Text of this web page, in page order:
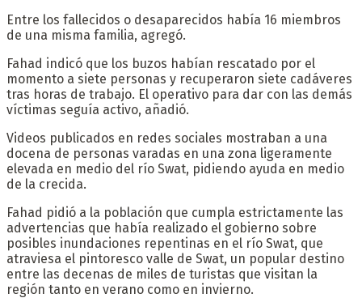
Entre los fallecidos o desaparecidos había 16 miembros
de una misma familia, agregó.
Fahad indicó que los buzos habían rescatado por el
momento a siete personas y recuperaron siete cadáveres
tras horas de trabajo. El operativo para dar con las demás
víctimas seguía activo, añadió.
Videos publicados en redes sociales mostraban a una
docena de personas varadas en una zona ligeramente
elevada en medio del río Swat, pidiendo ayuda en medio
de la crecida.
Fahad pidió a la población que cumpla estrictamente las
advertencias que había realizado el gobierno sobre
posibles inundaciones repentinas en el río Swat, que
atraviesa el pintoresco valle de Swat, un popular destino
entre las decenas de miles de turistas que visitan la
región tanto en verano como en invierno.